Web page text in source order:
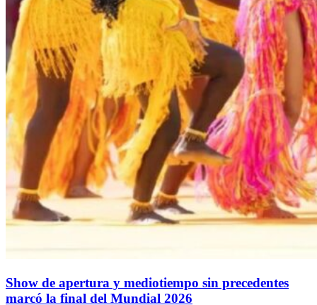
Show de apertura y mediotiempo sin precedentes
marcó la final del Mundial 2026